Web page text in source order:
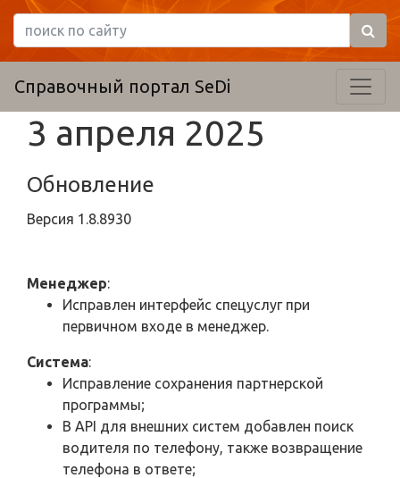
Справочный портал SeDi
3 апреля 2025
Обновление
Версия 1.8.8930
Менеджер:
Исправлен интерфейс спецуслуг при
первичном входе в менеджер.
Система:
Исправление сохранения партнерской
программы;
В API для внешних систем добавлен поиск
водителя по телефону, также возвращение
телефона в ответе;